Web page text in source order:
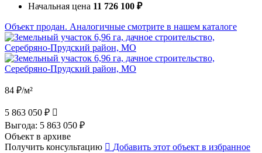
Начальная цена 11 726 100 ₽
Объект продан. Аналогичные смотрите в нашем каталоге
84 ₽/м²
5 863 050 ₽
Выгода: 5 863 050 ₽
Объект в архиве
Получить консультацию
Добавить этот объект в избранное